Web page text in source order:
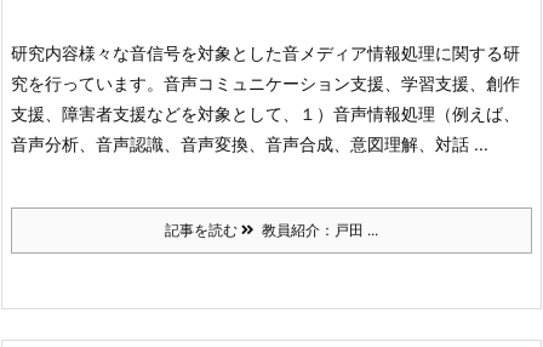
研究内容様々な音信号を対象とした音メディア情報処理に関する研
究を行っています。音声コミュニケーション支援、学習支援、創作
支援、障害者支援などを対象として、１）音声情報処理（例えば、
音声分析、音声認識、音声変換、音声合成、意図理解、対話 ...
記事を読む 教員紹介：戸田 ...